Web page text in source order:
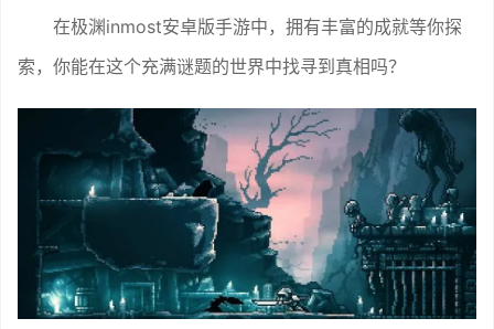
在极渊inmost安卓版手游中，拥有丰富的成就等你探
索，你能在这个充满谜题的世界中找寻到真相吗？